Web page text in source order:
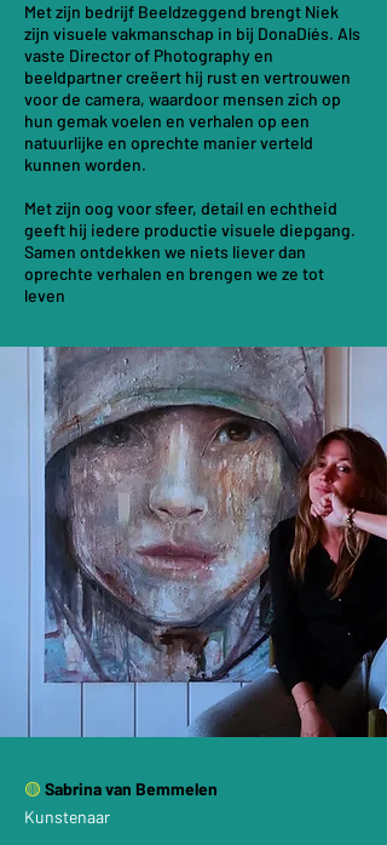
Met zijn bedrijf Beeldzeggend brengt Niek
zijn visuele vakmanschap in bij DonaDíés. Als
vaste Director of Photography en
beeldpartner creëert hij rust en vertrouwen
voor de camera, waardoor mensen zich op
hun gemak voelen en verhalen op een
natuurlijke en oprechte manier verteld
kunnen worden.
Met zijn oog voor sfeer, detail en echtheid
geeft hij iedere productie visuele diepgang.
Samen ontdekken we niets liever dan
oprechte verhalen en brengen we ze tot
leven
🟡 Sabrina van Bemmelen
Kunstenaar